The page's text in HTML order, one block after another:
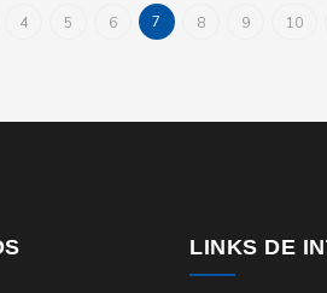
4 5 6 7 8 9 10
LINKS DE